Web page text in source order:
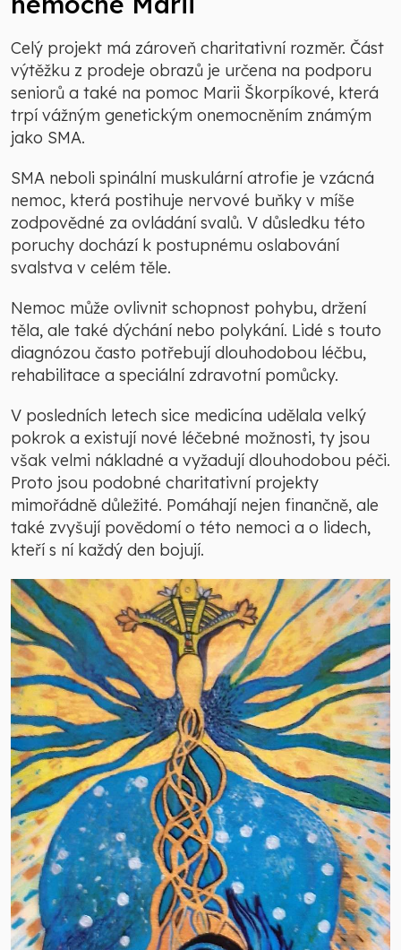
Celý projekt má zároveň charitativní rozměr. Část
výtěžku z prodeje obrazů je určena na podporu
seniorů a také na pomoc Marii Škorpíkové, která
trpí vážným genetickým onemocněním známým
jako SMA.
SMA neboli spinální muskulární atrofie je vzácná
nemoc, která postihuje nervové buňky v míše
zodpovědné za ovládání svalů. V důsledku této
poruchy dochází k postupnému oslabování
svalstva v celém těle.
Nemoc může ovlivnit schopnost pohybu, držení
těla, ale také dýchání nebo polykání. Lidé s touto
diagnózou často potřebují dlouhodobou léčbu,
rehabilitace a speciální zdravotní pomůcky.
V posledních letech sice medicína udělala velký
pokrok a existují nové léčebné možnosti, ty jsou
však velmi nákladné a vyžadují dlouhodobou péči.
Proto jsou podobné charitativní projekty
mimořádně důležité. Pomáhají nejen finančně, ale
také zvyšují povědomí o této nemoci a o lidech,
kteří s ní každý den bojují.